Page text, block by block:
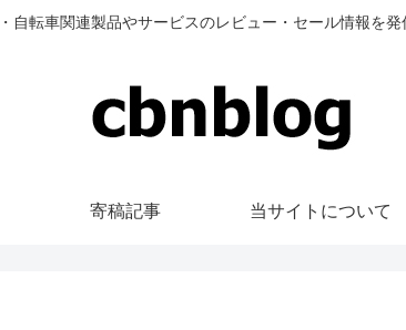
自転車関連製品やサービスのレビュー・セール情報を
寄稿記事 当サイトについて